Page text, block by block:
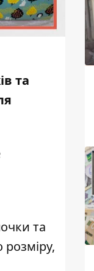
та
та